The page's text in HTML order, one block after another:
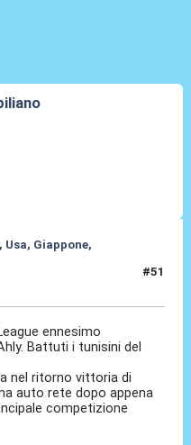
Giappone,
#51
ennesimo
Battuti i tunisini del
nel ritorno vittoria di
auto rete dopo appena
competizione